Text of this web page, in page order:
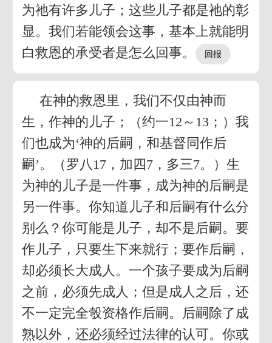
为祂有许多儿子；这些儿子都是祂的彰
显。我们若能领会这事，基本上就能明
白救恩的承受者是怎么回事。
在神的救恩里，我们不仅由神而
生，作神的儿子；（约一12～13；）我
们也成为‘神的后嗣，和基督同作后
嗣’。（罗八17，加四7，多三7。）生
为神的儿子是一件事，成为神的后嗣是
另一件事。你知道儿子和后嗣有什么分
别么？你可能是儿子，却不是后嗣。要
作儿子，只要生下来就行；要作后嗣，
却必须长大成人。一个孩子要成为后嗣
之前，必须先成人；但是成人之后，还
不一定完全彀资格作后嗣。后嗣除了成
熟以外，还必须经过法律的认可。你或